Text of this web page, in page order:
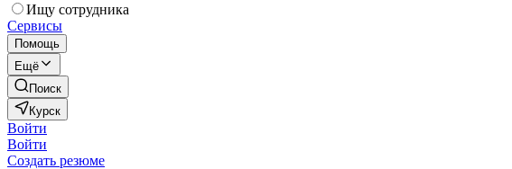
Ищу сотрудника
Сервисы
Помощь
Ещё
Поиск
Курск
Войти
Войти
Создать резюме